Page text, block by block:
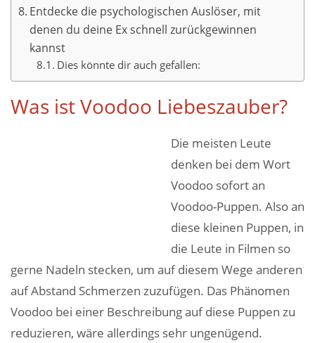
Entdecke die psychologischen Auslöser, mit
denen du deine Ex schnell zurückgewinnen
kannst
Dies könnte dir auch gefallen:
Was ist Voodoo Liebeszauber?
Die meisten Leute
denken bei dem Wort
Voodoo sofort an
Voodoo-Puppen. Also an
diese kleinen Puppen, in
die Leute in Filmen so
gerne Nadeln stecken, um auf diesem Wege anderen
auf Abstand Schmerzen zuzufügen. Das Phänomen
Voodoo bei einer Beschreibung auf diese Puppen zu
reduzieren, wäre allerdings sehr ungenügend.